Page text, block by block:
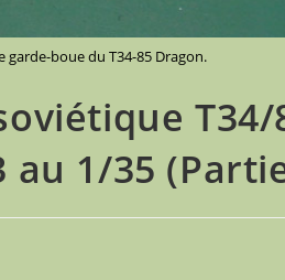
garde-boue du T34-85 Dragon.
T34/
au 1/35